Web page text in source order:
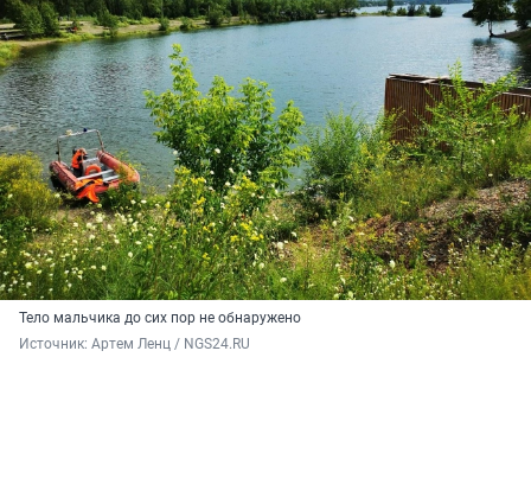
Тело мальчика до сих пор не обнаружено
Источник: Артем Ленц / NGS24.RU